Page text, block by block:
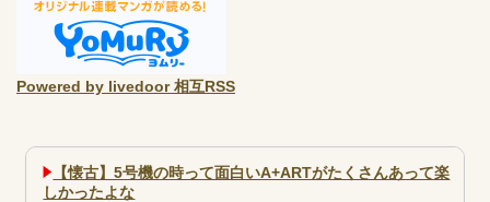
Powered by livedoor 相互RSS
【懐古】5号機の時って面白いA+ARTがたくさんあって楽
しかったよな